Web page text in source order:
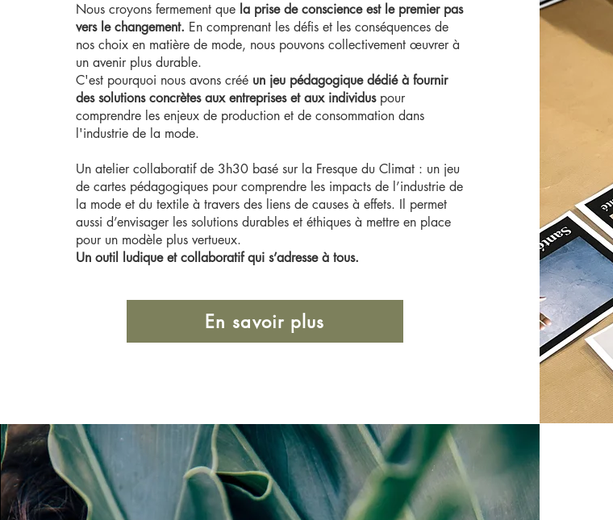
Nous croyons fermement que la prise de conscience est le premier pas
vers le changement. En comprenant les défis et les conséquences de
nos choix en matière de mode, nous pouvons collectivement œuvrer à
un avenir plus durable.
C'est pourquoi nous avons créé un jeu pédagogique dédié à fournir
des solutions concrètes aux entreprises et aux individuspour
comprendre les enjeux de production et de consommation dans
l'industrie de la mode.
Un atelier collaboratif de 3h30 basé sur la Fresque du Climat : un jeu
de cartes pédagogiques pour comprendre les impacts de l’industrie de
la mode et du textile à travers des liens de causes à effets. Il permet
aussi d’envisager les solutions durables et éthiques à mettre en place
pour un modèle plus vertueux.
Un outil ludique et collaboratif qui s’adresse à tous.
En savoir plus